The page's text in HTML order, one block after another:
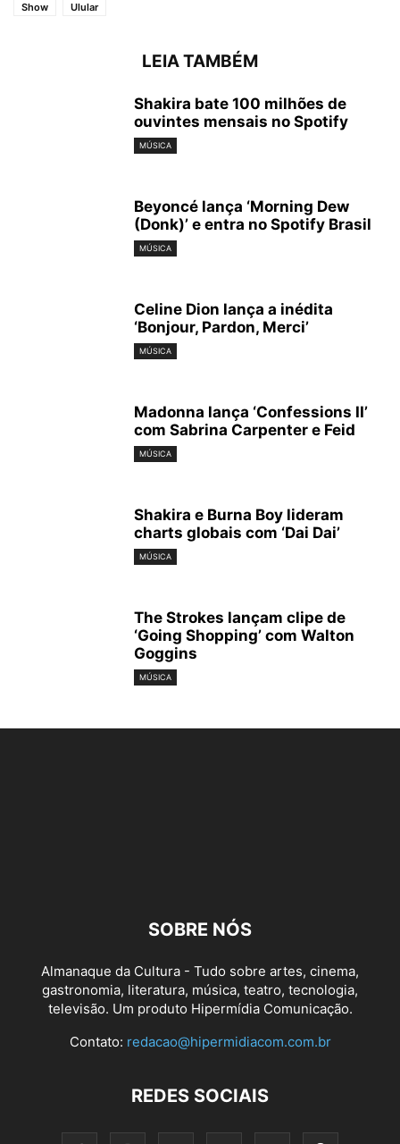
Show
Ulular
LEIA TAMBÉM
Shakira bate 100 milhões de
ouvintes mensais no Spotify
MÚSICA
Beyoncé lança ‘Morning Dew
(Donk)’ e entra no Spotify Brasil
MÚSICA
Celine Dion lança a inédita
‘Bonjour, Pardon, Merci’
MÚSICA
Madonna lança ‘Confessions II’
com Sabrina Carpenter e Feid
MÚSICA
Shakira e Burna Boy lideram
charts globais com ‘Dai Dai’
MÚSICA
The Strokes lançam clipe de
‘Going Shopping’ com Walton
Goggins
MÚSICA
SOBRE NÓS
Almanaque da Cultura - Tudo sobre artes, cinema,
gastronomia, literatura, música, teatro, tecnologia,
televisão. Um produto Hipermídia Comunicação.
Contato: redacao@hipermidiacom.com.br
REDES SOCIAIS